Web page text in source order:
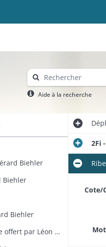
Aide à la recherche
Biehler
Biehler
Biehler
Altorf : buste reliquaire de saint Cyriaque offert par Léon IX à l'église d'Altorf
2Fi
Cote/